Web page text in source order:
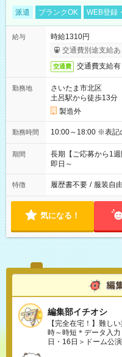
派遣 ブランクOK WEB登録
給与
時給1310円
交通費別途支給あ
交通費 交通費支給有
勤務地
さいたま市北区
土呂駅から徒歩13分
製造外
勤務時間 10:00～
期間
長期【ご応募から1
即日～
特徴 履歴書不要 / 服装自由
気になる！
編集部イチオシ
【完全在宅！】難し
時～時短＊データ入
日・16日＞ドーム公